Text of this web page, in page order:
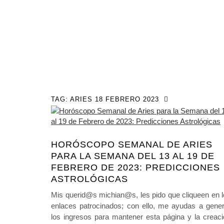
TAG: ARIES 18 FEBRERO 2023
HORÓSCOPO SEMANAL DE ARIES
PARA LA SEMANA DEL 13 AL 19 DE
FEBRERO DE 2023: PREDICCIONES
ASTROLÓGICAS
Mis querid@s michian@s, les pido que cliqueen en
enlaces patrocinados; con ello, me ayudas a
los ingresos para mantener esta página y la